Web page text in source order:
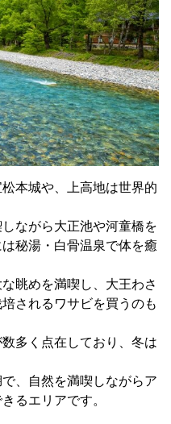
本城や、上高地は世界的
ながら大正池や河童橋を
秘湯・白骨温泉で体を癒
眺めを満喫し、大王わさ
されるワサビを買うのも
多く点在しており、冬は
、自然を満喫しながらア
るエリアです。